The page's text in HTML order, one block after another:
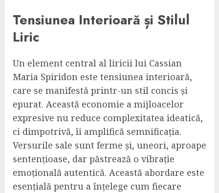
Tensiunea Interioară și Stilul
Liric
Un element central al liricii lui Cassian
Maria Spiridon este tensiunea interioară,
care se manifestă printr-un stil concis și
epurat. Această economie a mijloacelor
expresive nu reduce complexitatea ideatică,
ci dimpotrivă, îi amplifică semnificația.
Versurile sale sunt ferme și, uneori, aproape
sentențioase, dar păstrează o vibrație
emoțională autentică. Această abordare este
esențială pentru a înțelege cum fiecare